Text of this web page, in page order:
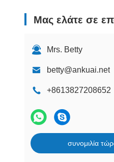
Μας ελάτε σε
Mrs. Betty
betty@ankuai.net
+8613827208652
συνομιλία